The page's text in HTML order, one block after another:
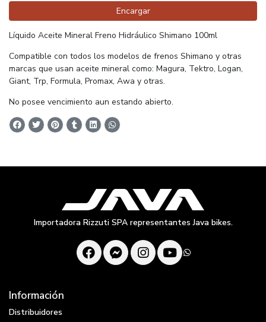
Encargar
Líquido Aceite Mineral Freno Hidráulico Shimano 100ml
Compatible con todos los modelos de frenos Shimano y otras
marcas que usan aceite mineral como: Magura, Tektro, Logan,
Giant, Trp, Formula, Promax, Awa y otras.
No posee vencimiento aun estando abierto.
Importadora Rizzuti SPA representantes Java bikes.
Información
Distribuidores